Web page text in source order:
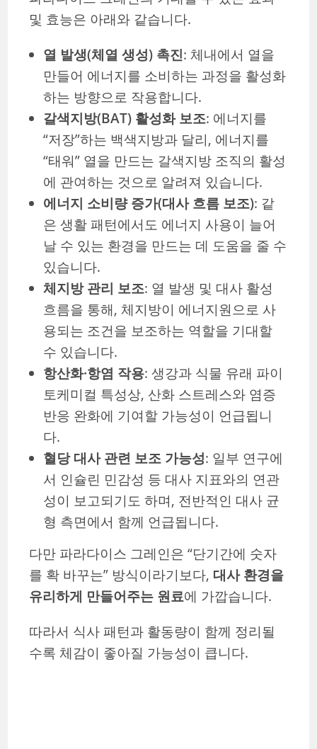
및 효능은 아래와 같습니다.
열 발생(체열 생성) 촉진: 체내에서 열을
만들어 에너지를 소비하는 과정을 활성화
하는 방향으로 작용합니다.
갈색지방(BAT) 활성화 보조: 에너지를
“저장”하는 백색지방과 달리, 에너지를
“태워” 열을 만드는 갈색지방 조직의 활성
에 관여하는 것으로 알려져 있습니다.
에너지 소비량 증가(대사 흐름 보조): 같
은 생활 패턴에서도 에너지 사용이 늘어
날 수 있는 환경을 만드는 데 도움을 줄 수
있습니다.
체지방 관리 보조: 열 발생 및 대사 활성
흐름을 통해, 체지방이 에너지원으로 사
용되는 조건을 보조하는 역할을 기대할
수 있습니다.
항산화·항염 작용: 생강과 식물 유래 파이
토케미컬 특성상, 산화 스트레스와 염증
반응 완화에 기여할 가능성이 언급됩니
다.
혈당 대사 관련 보조 가능성: 일부 연구에
서 인슐린 민감성 등 대사 지표와의 연관
성이 보고되기도 하며, 전반적인 대사 균
형 측면에서 함께 언급됩니다.
다만 파라다이스 그레인은 “단기간에 숫자
를 확 바꾸는” 방식이라기보다, 대사 환경을
유리하게 만들어주는 원료에 가깝습니다.
따라서 식사 패턴과 활동량이 함께 정리될
수록 체감이 좋아질 가능성이 큽니다.